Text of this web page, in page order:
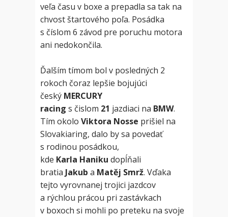
veľa času v boxe a prepadla sa tak na
chvost štartového poľa. Posádka
s číslom 6 závod pre poruchu motora
ani nedokončila.
Ďalším tímom bol v posledných 2
rokoch čoraz lepšie bojujúci
český MERCURY
racing s čislom 21 jazdiaci na BMW.
Tím okolo Viktora Nosse prišiel na
Slovakiaring, dalo by sa povedať
s rodinou posádkou,
kde Karla Haniku dopĺňali
bratia Jakub a Matěj Smrž. Vďaka
tejto vyrovnanej trojici jazdcov
a rýchlou prácou pri zastávkach
v boxoch si mohli po preteku na svoje